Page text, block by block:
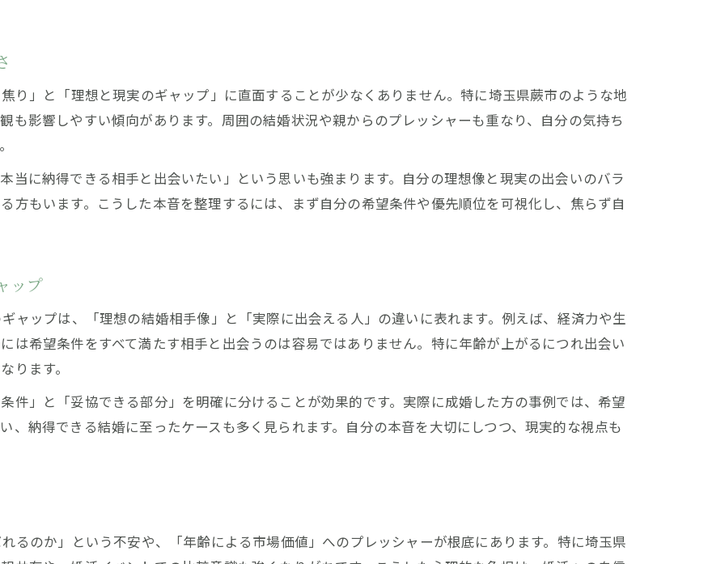
り」と「理想と現実のギャップ」に直面することが少なくありません。特に埼玉県蕨市のような地
も影響しやすい傾向があります。周囲の結婚状況や親からのプレッシャーも重なり、自分の気持ち
当に納得できる相手と出会いたい」という思いも強まります。自分の理想像と現実の出会いのバラ
方もいます。こうした本音を整理するには、まず自分の希望条件や優先順位を可視化し、焦らず自
ップ
ャップは、「理想の結婚相手像」と「実際に出会える人」の違いに表れます。例えば、経済力や生
は希望条件をすべて満たす相手と出会うのは容易ではありません。特に年齢が上がるにつれ出会い
ります。
件」と「妥協できる部分」を明確に分けることが効果的です。実際に成婚した方の事例では、希望
、納得できる結婚に至ったケースも多く見られます。自分の本音を大切にしつつ、現実的な視点も
るのか」という不安や、「年齢による市場価値」へのプレッシャーが根底にあります。特に埼玉県